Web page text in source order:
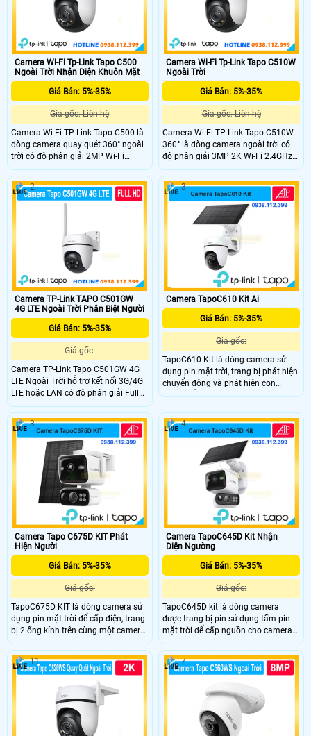
Camera Wi-Fi Tp-Link Tapo C500
Ngoài Trời Nhận Diện Khuôn Mặt
Giá Bán: 5%-35%
Giá gốc: Liên hệ
Camera Wi-Fi TP-Link Tapo C500 là
dòng camera quay quét 360° ngoài
trời có độ phân giải 2MP Wi-Fi
2.4GHz. Công nghệ AI phát hiện
chuyển động và theo dõi chuyển
động thông minh, kết hợp báo động
âm thanh ánh sáng và âm thanh
chiều quản lý qua ứng dụng Tapo và
chuẩn chống nước IP65.
Camera Wi-Fi Tp-Link Tapo C510W
Ngoài Trời
Giá Bán: 5%-35%
Giá gốc: Liên hệ
Camera Wi-Fi TP-Link Tapo C510W
360° là dòng camera ngoài trời có
độ phân giải 3MP 2K Wi-Fi 2.4GHz
và quay quét 360° theo chiều
ngang. Tầm nhìn ban đêm màu lên
đến 30m, công nghệ AI thông minh
phát hiện chuyển động và báo động
âm thanh ánh sáng. Đàm thoại hai
chiều và điều khiển từ xa qua ứng
Camera TP-Link TAPO C501GW
4G LTE Ngoài Trời Phân Biệt Người
Giá Bán: 5%-35%
Giá gốc:
Camera TP-Link Tapo C501GW 4G
LTE Ngoài Trời hỗ trợ kết nối 3G/4G
LTE hoặc LAN có độ phân giải Full
HD 1080p và quay quét 360°. hồng
ngoại tầm xa 30m nhìn màu ban
đêm Starlight. Công nghệ Ai thông
minh phát hiện chuyển động và âm
thanh bất thường. Hỗ trợ Nano-SIM,
đàm thoại hai chiều và chuẩn IP66
kháng nước và bụi.
2
Camera TapoC610 Kit Ai
Giá Bán: 5%-35%
Giá gốc:
TapoC610 Kit là dòng camera sử
dụng pin mặt trời, trang bị phát hiện
chuyển động và phát hiện con
người, hỗ trợ thiết lập khu vực phát
2 chiều, hỗ trợ kết nối qua wifi 2.4
Ghz camera có thể lắp đặt ngoài trời
nhờ chuẩn chống nước IP 65
3
Camera Tapo C675D KIT Phát
Hiện Người
Giá Bán: 5%-35%
Giá gốc:
TapoC675D KIT là dòng camera sử
dụng pin mặt trời để cấp điện, trang
bị 2 ống kính trên cùng một camera
giúp bao quát tốt, trang bị ống kính
có độ phân giải 8.0MP cho ra hình
ảnh 4K siêu nét, nhìn ban đêm bằng
hồng ngoại với khoảng cách lên đến
3
Camera TapoC645D Kit Nhận
Diện Ngường
Giá Bán: 5%-35%
Giá gốc:
TapoC645D kit là dòng camera
được trang bị pin sử dụng tấm pin
mặt trời để cấp nguồn cho camera
và trong camera được trang bị pin
với dung lượng lên đến 10.000 mAh,
trang bị 2 ống kính, nhìn có màu
vào ban đêm, micro và loa cũng
được trang bị.
4
11 7